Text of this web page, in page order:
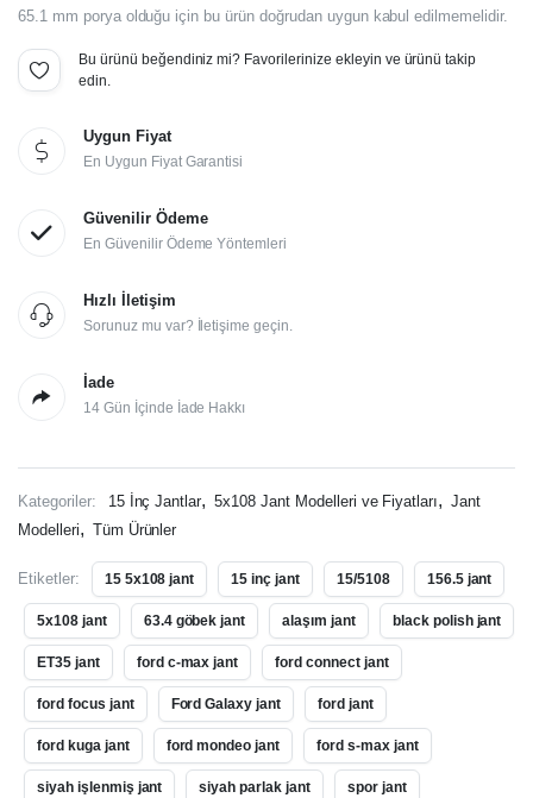
65.1 mm porya olduğu için bu ürün doğrudan uygun kabul edilmemelidir.
Bu ürünü beğendiniz mi? Favorilerinize ekleyin ve ürünü takip
edin.
Uygun Fiyat
En Uygun Fiyat Garantisi
Güvenilir Ödeme
En Güvenilir Ödeme Yöntemleri
Hızlı İletişim
Sorunuz mu var? İletişime geçin.
İade
14 Gün İçinde İade Hakkı
Kategoriler: 15 İnç Jantlar, 5x108 Jant Modelleri ve Fiyatları, Jant
Modelleri, Tüm Ürünler
Etiketler: 15 5x108 jant 15 inç jant 15/5108 156.5 jant
5x108 jant 63.4 göbek jant alaşım jant black polish jant
ET35 jant ford c-max jant ford connect jant
ford focus jant Ford Galaxy jant ford jant
ford kuga jant ford mondeo jant ford s-max jant
siyah işlenmiş jant siyah parlak jant spor jant